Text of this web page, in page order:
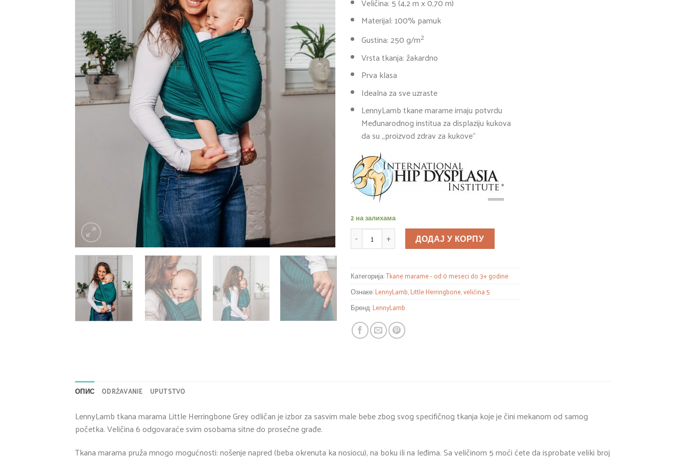
Materijal: 100% pamuk
Gustina: 250 g/m2
Vrsta tkanja: žakardno
Prva klasa
Idealna za sve uzraste
LennyLamb tkane marame imaju potvrdu
Međunarodnog institua za displaziju kukova
da su „proizvod zdrav za kukove“
2 на залихама
КОЛИЧИНА ДОДАЈ У КОРПУ
Категорија:Tkane marame - od 0 meseci do 3+ godine
Ознаке:LennyLamb,Little Herringbone,veličina 5
Бренд:LennyLamb
ОПИС ODRŽAVANJE UPUTSTVO
LennyLamb tkana marama Little Herringbone Grey odličan je izbor za sasvim male bebe zbog svog specifičnog tkanja koje je čini mekanom od samog
početka. Veličina 6 odgovaraće svim osobama sitne do prosečne građe.
Tkana marama pruža mnogo mogućnosti: nošenje napred (beba okrenuta ka nosiocu), na boku ili na leđima. Sa veličinom 5 moći ćete da isprobate veliki broj